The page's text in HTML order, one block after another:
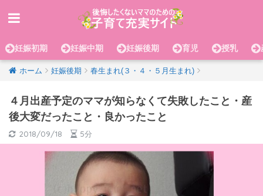
妊娠初期 妊娠中期 妊娠後期 育児 授乳
ホーム 妊娠後期 春生まれ(３・４・５月生まれ)
４月出産予定のママが知らなくて失敗したこと・産
後大変だったこと・良かったこと
2018/09/18 5分